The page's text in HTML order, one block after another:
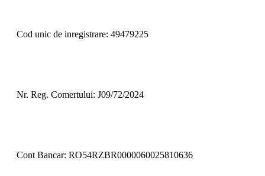
Cod unic de inregistrare: 49479225
Nr. Reg. Comertului: J09/72/2024
Cont Bancar: RO54RZBR0000060025810636